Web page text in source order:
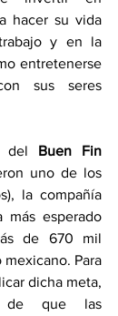
hacer su vida
y en la
entretenerse
sus seres
del Buen Fin
uno de los
la compañía
esperado
de 670 mil
Para
dicha meta,
de que las